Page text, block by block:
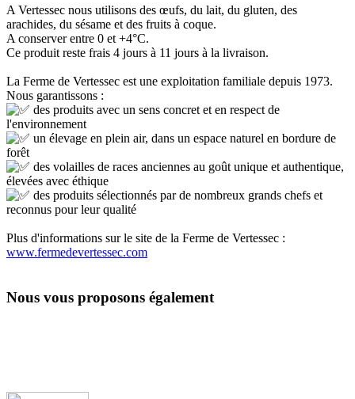
A Vertessec nous utilisons des œufs, du lait, du gluten, des
arachides, du sésame et des fruits à coque.
A conserver entre 0 et +4°C.
Ce produit reste frais 4 jours à 11 jours à la livraison.
La Ferme de Vertessec est une exploitation familiale depuis 1973.
Nous garantissons :
des produits avec un sens concret et en respect de
l'environnement
un élevage en plein air, dans un espace naturel en bordure de
forêt
des volailles de races anciennes au goût unique et authentique,
élevées avec éthique
des produits sélectionnés par de nombreux grands chefs et
reconnus pour leur qualité
Plus d'informations sur le site de la Ferme de Vertessec :
www.fermedevertessec.com
Nous vous proposons également